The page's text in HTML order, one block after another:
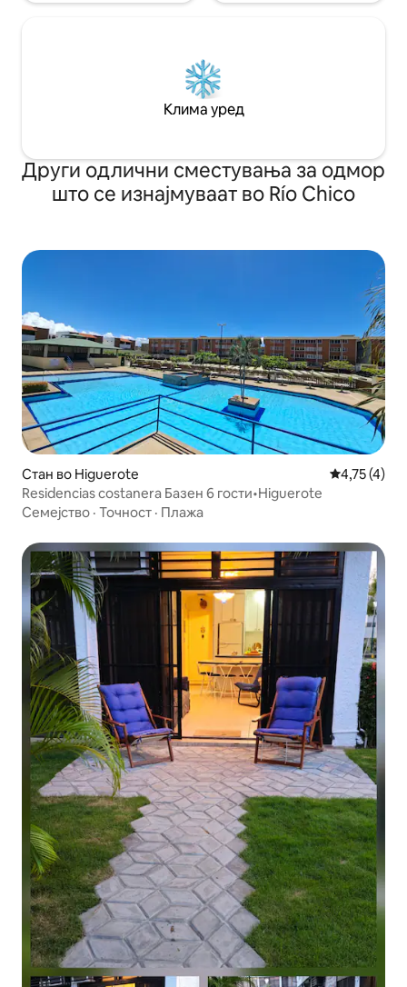
Клима уред
Други одлични сместувања за одмор
што се изнајмуваат во Río Chico
Стан во Higuerote Просечна
4,75 (4)
Residencias costanera Базен 6 гости•Higuerote
Семејство · Точност · Плажа